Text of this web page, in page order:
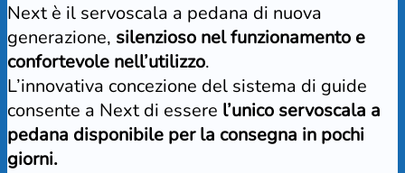
Next è il servoscala a pedana di nuova
generazione, silenzioso nel funzionamento e
confortevole nell’utilizzo.
L’innovativa concezione del sistema di guide
consente a Next di essere l’unico servoscala a
pedana disponibile per la consegna in pochi
giorni.